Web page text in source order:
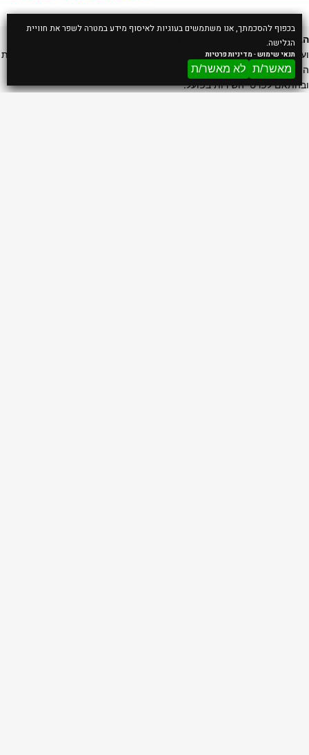
בכפוף להסכמתך, אנו משתמשים בעוגיות לאיסוף מידע במטרה לשפר את חוויית
הגלישה.
תנאי שימוש-מדיניות פרטיות
מאשר/ת לא מאשר/ת
הבהרה:המחירים וזמני ההגעה המוצגים באתר נועדו להמחשה בלבד
ועשויים להשתנות בהתאם לסוג השירות, אופי העבודה, מיקום הלקוח, זמינות
הצוות ותנאי השטח. המחיר והזמן הסופיים ייקבעו לאחר שיחת טלפון
ובהתאם לפרטי השירות בפועל.